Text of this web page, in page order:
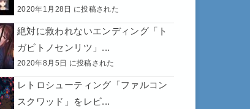
2020年1月28日 に投稿された
絶対に救われないエンディング「ト
ガビトノセンリツ」...
2020年8月5日 に投稿された
レトロシューティング「ファルコン
スクワッド」をレビ...